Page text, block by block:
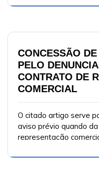
apresentam ao
CONCESSÃO
PELO
CONTRATO DE
COMERCIAL
O citado artigo serve
aviso prévio quando
representação